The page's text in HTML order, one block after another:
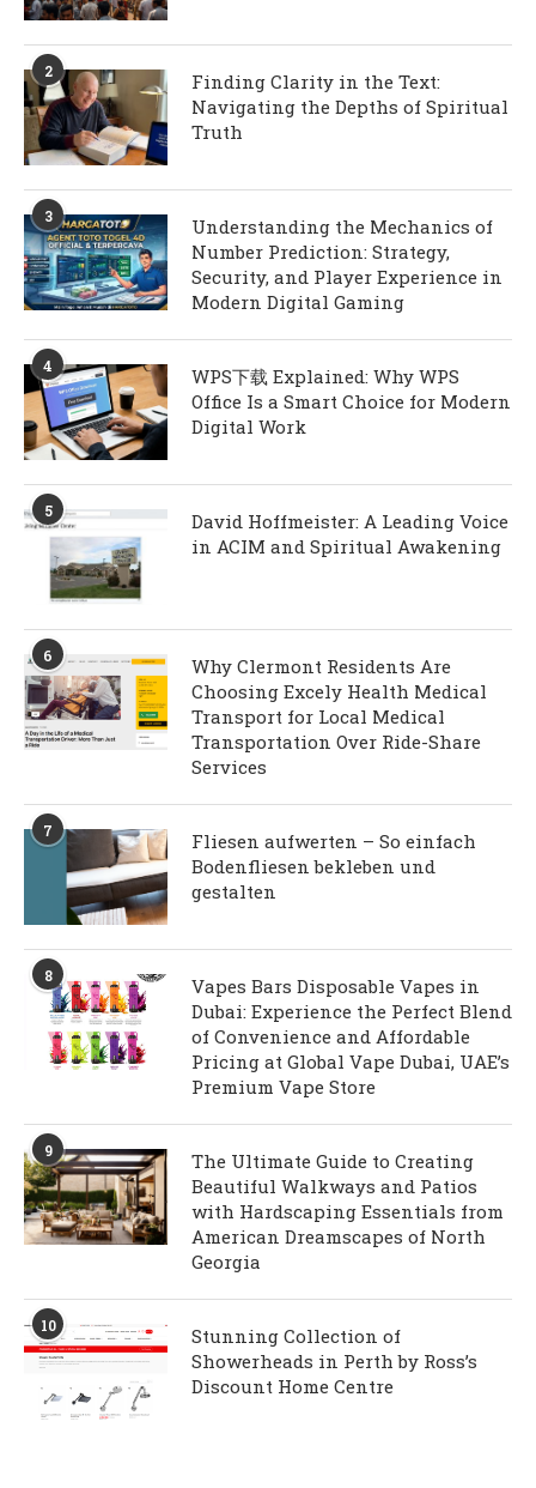
2
Finding Clarity in the Text:
Navigating the Depths of Spiritual
Truth
3
Understanding the Mechanics of
Number Prediction: Strategy,
Security, and Player Experience in
Modern Digital Gaming
4
WPS下载 Explained: Why WPS
Office Is a Smart Choice for Modern
Digital Work
5
David Hoffmeister: A Leading Voice
in ACIM and Spiritual Awakening
6
Why Clermont Residents Are
Choosing Excely Health Medical
Transport for Local Medical
Transportation Over Ride-Share
Services
7
Fliesen aufwerten – So einfach
Bodenfliesen bekleben und
gestalten
8
Vapes Bars Disposable Vapes in
Dubai: Experience the Perfect Blend
of Convenience and Affordable
Pricing at Global Vape Dubai, UAE’s
Premium Vape Store
9
The Ultimate Guide to Creating
Beautiful Walkways and Patios
with Hardscaping Essentials from
American Dreamscapes of North
Georgia
10
Stunning Collection of
Showerheads in Perth by Ross’s
Discount Home Centre